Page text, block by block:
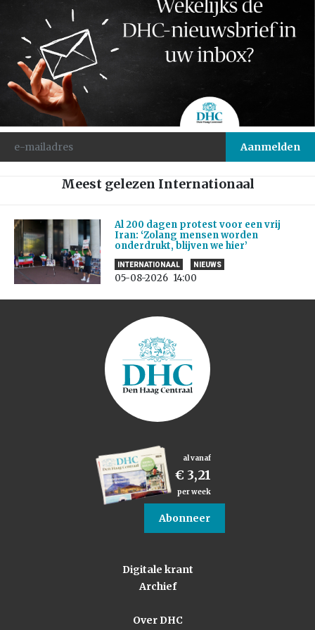
Meest gelezen Internationaal
Al 200 dagen protest voor een vrij
Iran: ‘Zolang mensen worden
onderdrukt, blijven we hier’
INTERNATIONAAL NIEUWS
05-08-2026 14:00
al vanaf
€ 3,21
per week
Abonneer
Digitale krant
Archief
Over DHC